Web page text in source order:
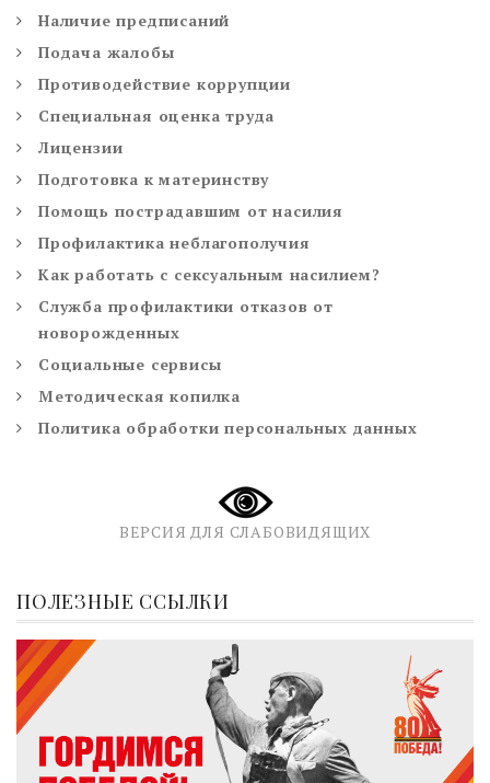
Наличие предписаний
Подача жалобы
Противодействие коррупции
Специальная оценка труда
Лицензии
Подготовка к материнству
Помощь пострадавшим от насилия
Профилактика неблагополучия
Как работать с сексуальным насилием?
Служба профилактики отказов от
новорожденных
Социальные сервисы
Методическая копилка
Политика обработки персональных данных
ВЕРСИЯ ДЛЯ СЛАБОВИДЯЩИХ
ПОЛЕЗНЫЕ ССЫЛКИ